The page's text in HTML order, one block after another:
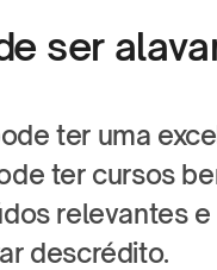
ser
ter uma
ter cursos
relevantes
descrédito.